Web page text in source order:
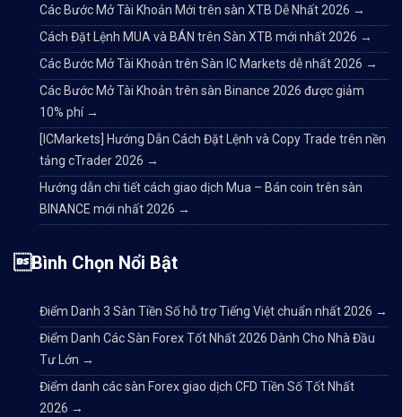
Các Bước Mở Tài Khoản Mới trên sàn XTB Dễ Nhất 2026 →
Cách Đặt Lệnh MUA và BÁN trên Sàn XTB mới nhất 2026 →
Các Bước Mở Tài Khoản trên Sàn IC Markets dễ nhất 2026 →
Các Bước Mở Tài Khoản trên sàn Binance 2026 được giảm
10% phí →
[ICMarkets] Hướng Dẫn Cách Đặt Lệnh và Copy Trade trên nền
tảng cTrader 2026 →
Hướng dẫn chi tiết cách giao dịch Mua – Bán coin trên sàn
BINANCE mới nhất 2026 →
Bình Chọn Nổi Bật
Điểm Danh 3 Sàn Tiền Số hỗ trợ Tiếng Việt chuẩn nhất 2026 →
Điểm Danh Các Sàn Forex Tốt Nhất 2026 Dành Cho Nhà Đầu
Tư Lớn →
Điểm danh các sàn Forex giao dịch CFD Tiền Số Tốt Nhất
2026 →